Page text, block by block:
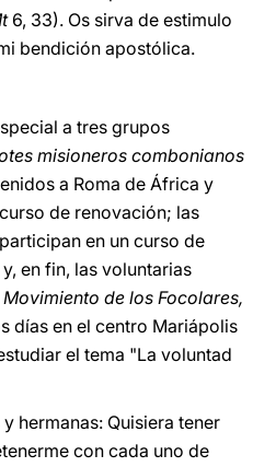
6, 33). Os sirva de estimulo
bendición apostólica.
a tres grupos
misioneros combonianos
a Roma de África y
de renovación; las
en un curso de
en fin, las voluntarias
Movimiento de los Focolares,
días en el centro Mariápolis
el tema "La voluntad
hermanas: Quisiera tener
con cada uno de